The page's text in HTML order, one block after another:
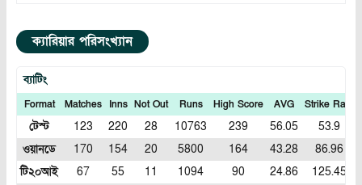
ক্যারিয়ার পরিসংখ্যান
ব্যাটিং
Format Matches Inns Not Out Runs High Score AVG Strike Rate
টেস্ট 123 220 28 10763 239 56.05
53.9
ওয়ানডে
170 154 20 5800 164 43.28
86.96
টি২০আই
67 55 11 1094 90 24.86
125.45